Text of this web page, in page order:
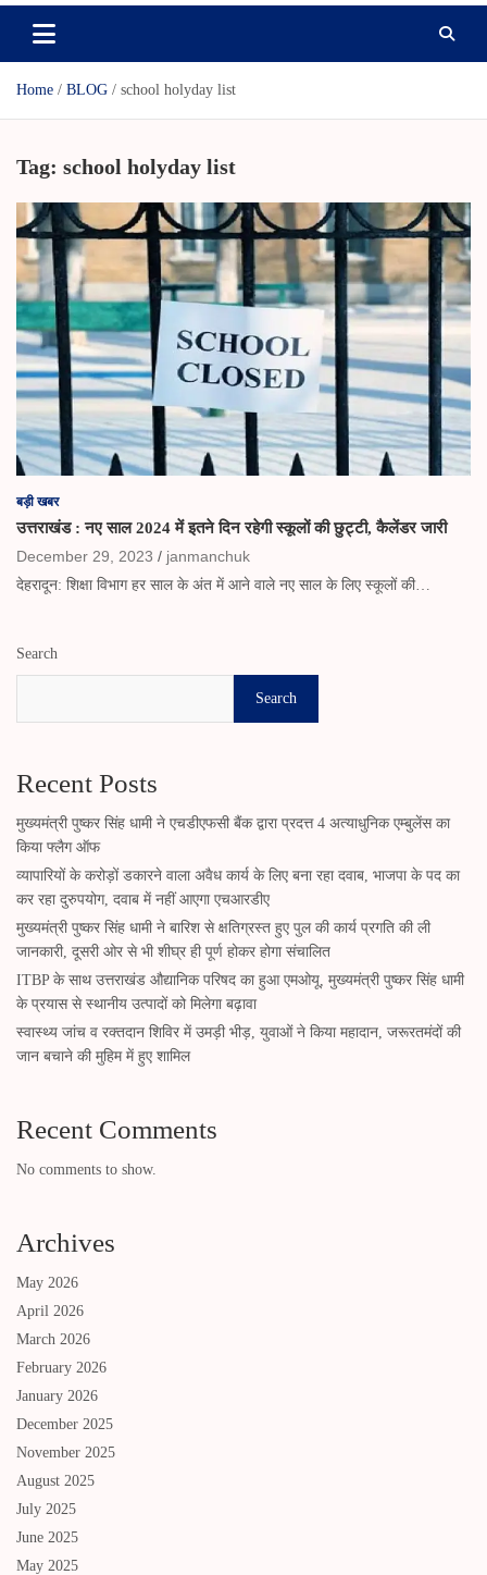
Home BLOG school holyday list
Tag: school holyday list
बड़ी खबर
उत्तराखंड : नए साल 2024 में इतने दिन रहेगी स्कूलों की छुट्टी, कैलेंडर जारी
December 29, 2023
janmanchuk
देहरादून: शिक्षा विभाग हर साल के अंत में आने वाले नए साल के लिए स्कूलों की…
Search
Search
Recent Posts
मुख्यमंत्री पुष्कर सिंह धामी ने एचडीएफसी बैंक द्वारा प्रदत्त 4 अत्याधुनिक एम्बुलेंस का
किया फ्लैग ऑफ
व्यापारियों के करोड़ों डकारने वाला अवैध कार्य के लिए बना रहा दवाब, भाजपा के पद का
कर रहा दुरुपयोग, दवाब में नहीं आएगा एचआरडीए
मुख्यमंत्री पुष्कर सिंह धामी ने बारिश से क्षतिग्रस्त हुए पुल की कार्य प्रगति की ली
जानकारी, दूसरी ओर से भी शीघ्र ही पूर्ण होकर होगा संचालित
ITBP के साथ उत्तराखंड औद्यानिक परिषद का हुआ एमओयू, मुख्यमंत्री पुष्कर सिंह धामी
के प्रयास से स्थानीय उत्पादों को मिलेगा बढ़ावा
स्वास्थ्य जांच व रक्तदान शिविर में उमड़ी भीड़, युवाओं ने किया महादान, जरूरतमंदों की
जान बचाने की मुहिम में हुए शामिल
Recent Comments
No comments to show.
Archives
May 2026
April 2026
March 2026
February 2026
January 2026
December 2025
November 2025
August 2025
July 2025
June 2025
May 2025